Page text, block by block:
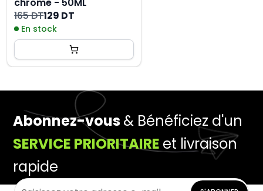
165 DT129 DT
En stock
Abonnez-vous& Bénéficiez d'un
SERVICE PRIORITAIRE et livraison
rapide